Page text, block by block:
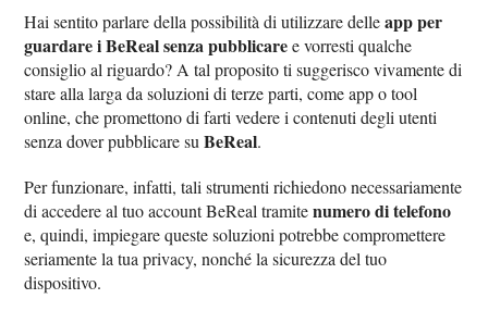
Hai sentito parlare della possibilità di utilizzare delleapp per
guardare i BeReal senza pubblicaree vorresti qualche
consiglio al riguardo? A tal proposito ti suggerisco vivamente di
stare alla larga da soluzioni di terze parti, come app o tool
online, che promettono di farti vedere i contenuti degli utenti
senza dover pubblicare suBeReal.
Per funzionare, infatti, tali strumenti richiedono necessariamente
di accedere al tuo account BeReal tramitenumero di telefono
e, quindi, impiegare queste soluzioni potrebbe compromettere
seriamente la tua privacy, nonché la sicurezza del tuo
dispositivo.